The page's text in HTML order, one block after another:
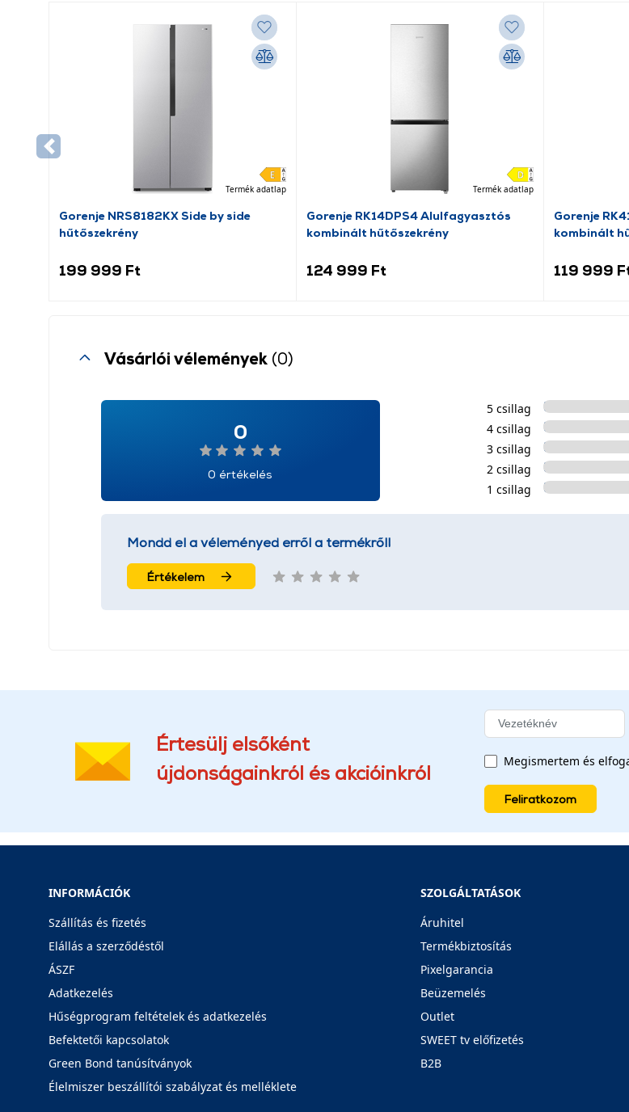
Termék adatlap
Gorenje NRS8182KX Side by side
hűtőszekrény
199 999 Ft
Termék adatlap
Gorenje RK14DPS4 Alulfagyasztós
kombinált hűtőszekrény
124 999 Ft
Gorenje
kombinált
119 999
Vásárlói vélemények (0)
0
0 értékelés
5 csillag
4 csillag
3 csillag
2 csillag
1 csillag
Mondd el a véleményed erről a termékről!
Értékelem
Értesülj elsőként
újdonságainkról és akcióinkról
Megismertem és
Feliratkozom
INFORMÁCIÓK
Szállítás és fizetés
Elállás a szerződéstől
ÁSZF
Adatkezelés
Hűségprogram feltételek és adatkezelés
Befektetői kapcsolatok
Green Bond tanúsítványok
Élelmiszer beszállítói szabályzat és melléklete
SZOLGÁLTATÁSOK
Áruhitel
Termékbiztosítás
Pixelgarancia
Beüzemelés
Outlet
SWEET tv előfizetés
B2B